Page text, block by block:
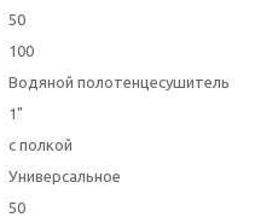
50
100
Водяной полотенцесушитель
1"
с полкой
Универсальное
50